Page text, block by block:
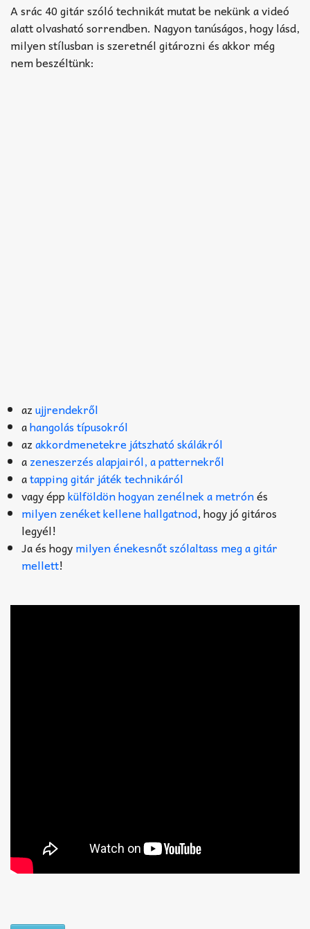
TABok
Improvizáció
A srác 40 gitár szóló technikát mutat be nekünk a videó
alatt olvasható sorrendben. Nagyon tanúságos, hogy lásd,
milyen stílusban is szeretnél gitározni és akkor még
nem beszéltünk:
azujjrendekről
ahangolás típusokról
azakkordmenetekre játszható skálákról
azeneszerzés alapjairól, a patternekről
atapping gitár játék technikáról
vagy éppkülföldön hogyan zenélnek a metrónés
milyen zenéket kellene hallgatnod, hogy jó gitáros
legyél!
Ja és hogymilyen énekesnőt szólaltass meg a gitár
mellett!